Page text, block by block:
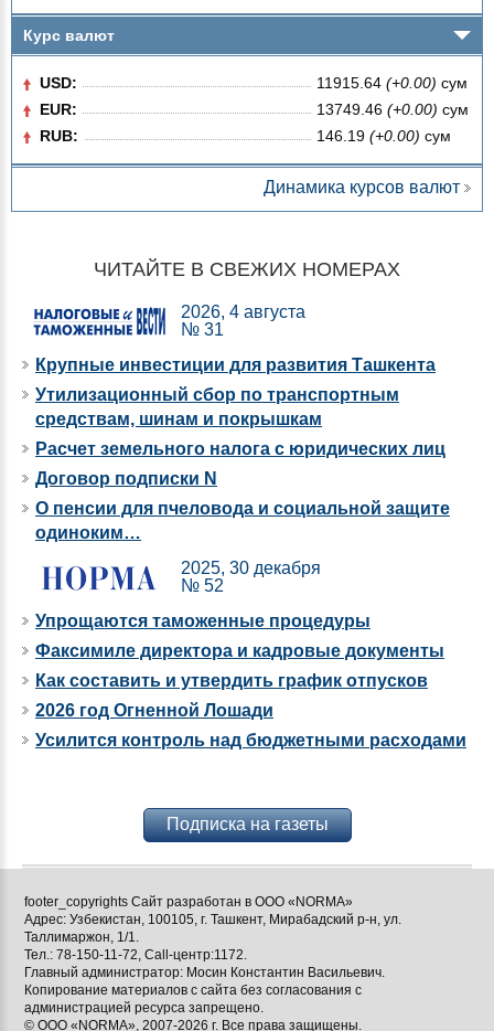
Курс валют
USD: 11915.64 (+0.00) сум
EUR:
13749.46 (+0.00) сум
RUB:
146.19 (+0.00) сум
Динамика курсов валют
ЧИТАЙТЕ В СВЕЖИХ НОМЕРАХ
2026, 4 августа
№ 31
Крупные инвестиции для развития Ташкента
Утилизационный сбор по транспортным
средствам, шинам и покрышкам
Расчет земельного налога с юридических лиц
Договор подписки N
О пенсии для пчеловода и социальной защите
одиноким…
2025, 30 декабря
№ 52
Упрощаются таможенные процедуры
Факсимиле директора и кадровые документы
Как составить и утвердить график отпусков
2026 год Огненной Лошади
Усилится контроль над бюджетными расходами
Подписка на газеты
footer_copyrights Сайт разработан в ООО «NORMA»
Адрес: Узбекистан, 100105, г. Ташкент, Мирабадский р-н, ул.
Таллимаржон, 1/1.
Тел.: 78-150-11-72, Call-центр:1172.
Главный администратор: Мосин Константин Васильевич.
Копирование материалов с сайта без согласования с
администрацией ресурса запрещено.
© ООО «NORMA», 2007-2026 г. Все права защищены.